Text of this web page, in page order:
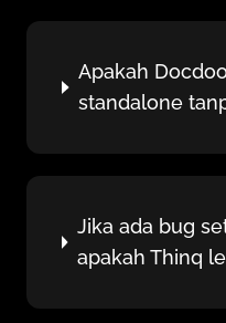
Apakah
standalone
Jika ada bug
apakah Thinq